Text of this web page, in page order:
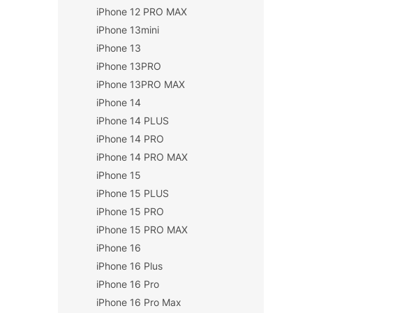
iPhone 12 PRO MAX
iPhone 13mini
iPhone 13
iPhone 13PRO
iPhone 13PRO MAX
iPhone 14
iPhone 14 PLUS
iPhone 14 PRO
iPhone 14 PRO MAX
iPhone 15
iPhone 15 PLUS
iPhone 15 PRO
iPhone 15 PRO MAX
iPhone 16
iPhone 16 Plus
iPhone 16 Pro
iPhone 16 Pro Max